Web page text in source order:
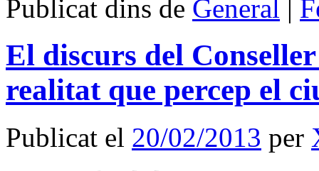
Publicat dins de General |
El discurs del
realitat que percep el
Publicat el 20/02/2013 per